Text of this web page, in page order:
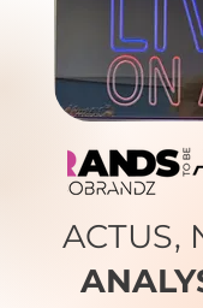
ACTUS,